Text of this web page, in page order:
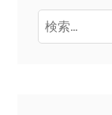
検
索: